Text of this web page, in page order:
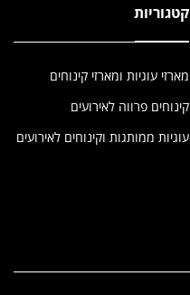
קטגוריות
מארזי עוגיות ומארזי קינוחים
קינוחים פרווה לאירועים
עוגיות ממותגות וקינוחים לאירועים